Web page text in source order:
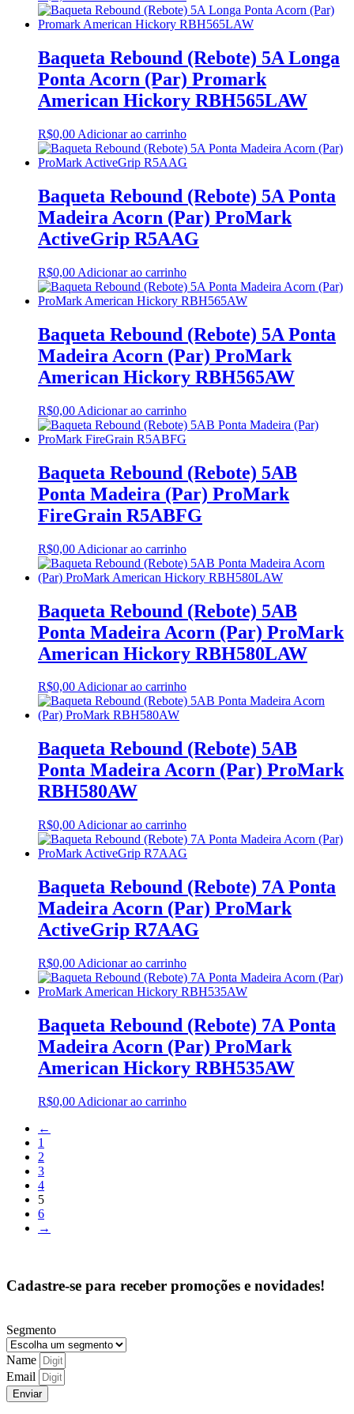
Baqueta Rebound (Rebote) 5A Longa
Ponta Acorn (Par) Promark
American Hickory RBH565LAW
R$0,00 Adicionar ao carrinho
Baqueta Rebound (Rebote) 5A Ponta
Madeira Acorn (Par) ProMark
ActiveGrip R5AAG
R$0,00 Adicionar ao carrinho
Baqueta Rebound (Rebote) 5A Ponta
Madeira Acorn (Par) ProMark
American Hickory RBH565AW
R$0,00 Adicionar ao carrinho
Baqueta Rebound (Rebote) 5AB
Ponta Madeira (Par) ProMark
FireGrain R5ABFG
R$0,00 Adicionar ao carrinho
Baqueta Rebound (Rebote) 5AB
Ponta Madeira Acorn (Par) ProMark
American Hickory RBH580LAW
R$0,00Adicionar ao carrinho
Baqueta Rebound (Rebote) 5AB
Ponta Madeira Acorn (Par) ProMark
RBH580AW
R$0,00 Adicionar ao carrinho
Baqueta Rebound (Rebote) 7A Ponta
Madeira Acorn (Par) ProMark
ActiveGrip R7AAG
R$0,00 Adicionar ao carrinho
Baqueta Rebound (Rebote) 7A Ponta
Madeira Acorn (Par) ProMark
American Hickory RBH535AW
R$0,00 Adicionar ao carrinho
←
1
2
3
4
5
6
→
Cadastre-se para receber promoções e novidades!
Segmento
Name
Email
Enviar